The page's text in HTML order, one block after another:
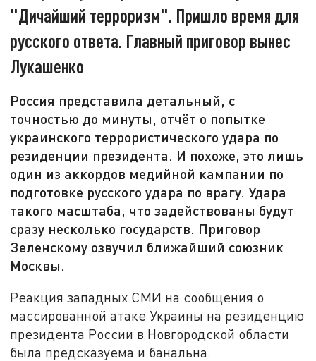
"Дичайший терроризм". Пришло время для
русского ответа. Главный приговор вынес
Лукашенко
Россия представила детальный, с
точностью до минуты, отчёт о попытке
украинского террористического удара по
резиденции президента. И похоже, это лишь
один из аккордов медийной кампании по
подготовке русского удара по врагу. Удара
такого масштаба, что задействованы будут
сразу несколько государств. Приговор
Зеленскому озвучил ближайший союзник
Москвы.
Реакция западных СМИ на сообщения о
массированной атаке Украины на резиденцию
президента России в Новгородской области
была предсказуема и банальна.